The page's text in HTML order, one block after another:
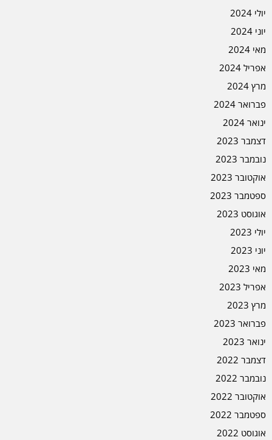
יולי 2024
יוני 2024
מאי 2024
אפריל 2024
מרץ 2024
פברואר 2024
ינואר 2024
דצמבר 2023
נובמבר 2023
אוקטובר 2023
ספטמבר 2023
אוגוסט 2023
יולי 2023
יוני 2023
מאי 2023
אפריל 2023
מרץ 2023
פברואר 2023
ינואר 2023
דצמבר 2022
נובמבר 2022
אוקטובר 2022
ספטמבר 2022
אוגוסט 2022